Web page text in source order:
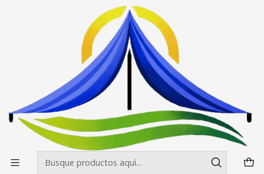
Envíos gratis desde $500.000 en Santiago
Toldos Estandar
Toldo Estandar 2x2 Colores